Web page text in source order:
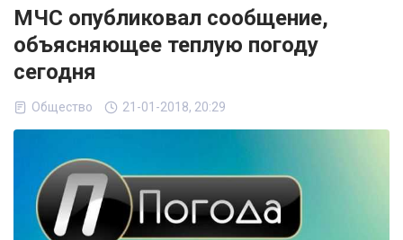
МЧС опубликовал сообщение,
объясняющее теплую погоду
сегодня
Общество 21-01-2018, 20:29